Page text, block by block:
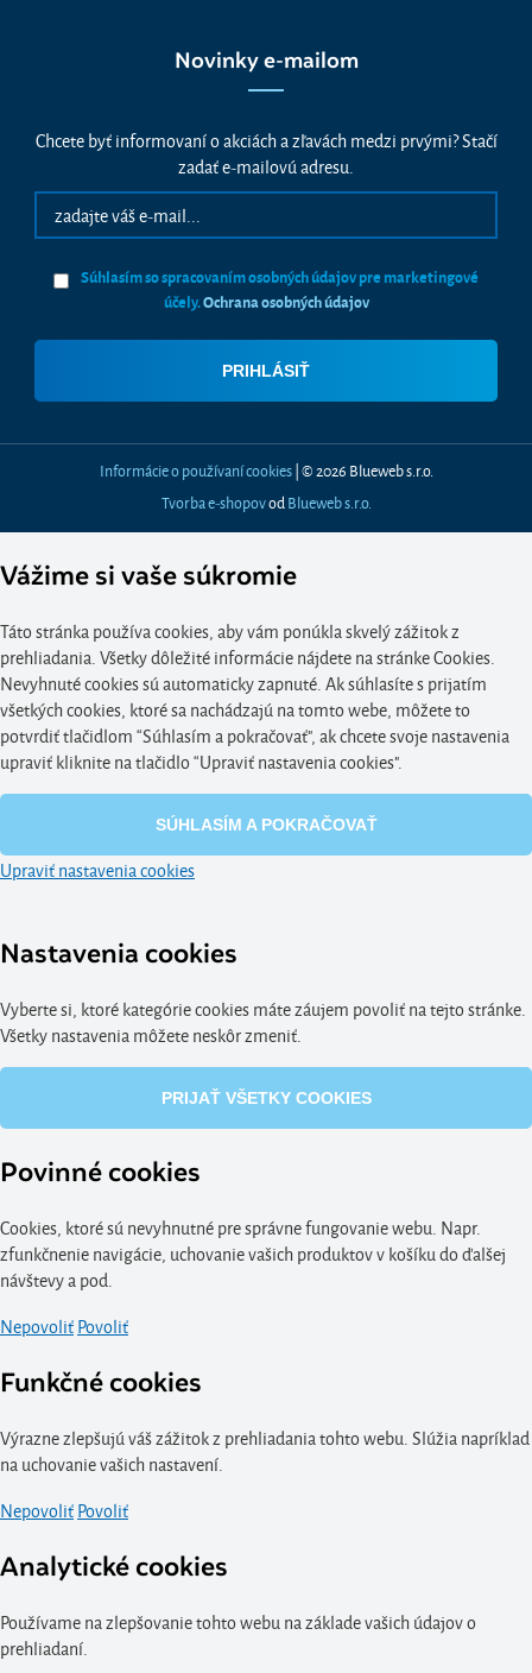
Novinky e-mailom
Chcete byť informovaní o akciách a zľavách medzi prvými? Stačí
zadať e-mailovú adresu.
Súhlasím so spracovaním osobných údajov pre marketingové
účely.Ochrana osobných údajov
Informácie o používaní cookies| © 2026 Blueweb s.r.o.
Tvorba e-shopovodBlueweb s.r.o.
Vážime si vaše súkromie
Táto stránka používa cookies, aby vám ponúkla skvelý zážitok z
prehliadania. Všetky dôležité informácie nájdete na stránke Cookies.
Nevyhnuté cookies sú automaticky zapnuté. Ak súhlasíte s prijatím
všetkých cookies, ktoré sa nachádzajú na tomto webe, môžete to
potvrdiť tlačidlom “Súhlasím a pokračovať", ak chcete svoje nastavenia
upraviť kliknite na tlačidlo “Upraviť nastavenia cookies".
SÚHLASÍM A POKRAČOVAŤ
Upraviť nastavenia cookies
Nastavenia cookies
Vyberte si, ktoré kategórie cookies máte záujem povoliť na tejto stránke.
Všetky nastavenia môžete neskôr zmeniť.
PRIJAŤ VŠETKY COOKIES
Povinné cookies
Cookies, ktoré sú nevyhnutné pre správne fungovanie webu. Napr.
zfunkčnenie navigácie, uchovanie vašich produktov v košíku do ďalšej
návštevy a pod.
NepovoliťPovoliť
Funkčné cookies
Výrazne zlepšujú váš zážitok z prehliadania tohto webu. Slúžia napríklad
na uchovanie vašich nastavení.
NepovoliťPovoliť
Analytické cookies
Používame na zlepšovanie tohto webu na základe vašich údajov o
prehliadaní.